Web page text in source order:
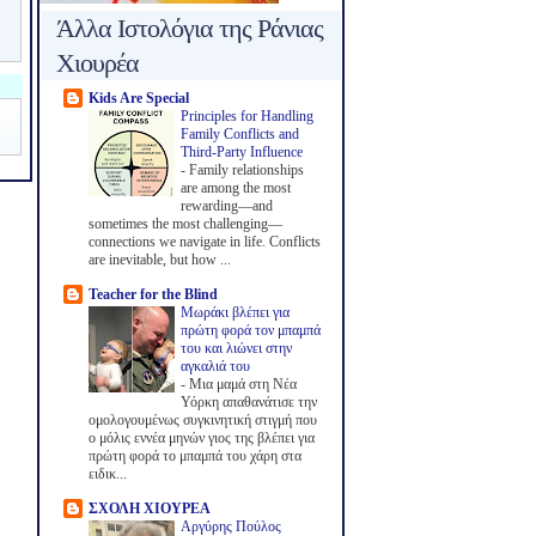
Άλλα Ιστολόγια της Ράνιας
Χιουρέα
Kids Are Special
Principles for Handling
Family Conflicts and
Third-Party Influence
- Family relationships
are among the most
rewarding—and
sometimes the most challenging—
connections we navigate in life. Conflicts
are inevitable, but how ...
Teacher for the Blind
Μωράκι βλέπει για
πρώτη φορά τον μπαμπά
του και λιώνει στην
αγκαλιά του
- Μια μαμά στη Νέα
Υόρκη απαθανάτισε την
ομολογουμένως συγκινητική στιγμή που
ο μόλις εννέα μηνών γιος της βλέπει για
πρώτη φορά το μπαμπά του χάρη στα
ειδικ...
ΣΧΟΛΗ ΧΙΟΥΡΕΑ
Αργύρης Πούλος